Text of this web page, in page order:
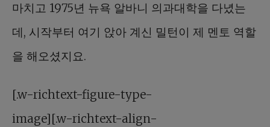
마치고 1975년 뉴욕 알바니 의과대학을 다녔는
데, 시작부터 여기 앉아 계신 밀턴이 제 멘토 역할
을 해오셨지요.
[.w-richtext-figure-type-
image][.w-richtext-align-